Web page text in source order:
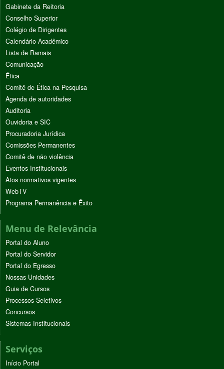
Gabinete da Reitoria
Conselho Superior
Colégio de Dirigentes
Calendário Acadêmico
Lista de Ramais
Comunicação
Ética
Comitê de Ética na Pesquisa
Agenda de autoridades
Auditoria
Ouvidoria e SIC
Procuradoria Jurídica
Comissões Permanentes
Comitê de não violência
Eventos Institucionais
Atos normativos vigentes
WebTV
Programa Permanência e Êxito
Menu de Relevância
Portal do Aluno
Portal do Servidor
Portal do Egresso
Nossas Unidades
Guia de Cursos
Processos Seletivos
Concursos
Sistemas Institucionais
Serviços
Início Portal